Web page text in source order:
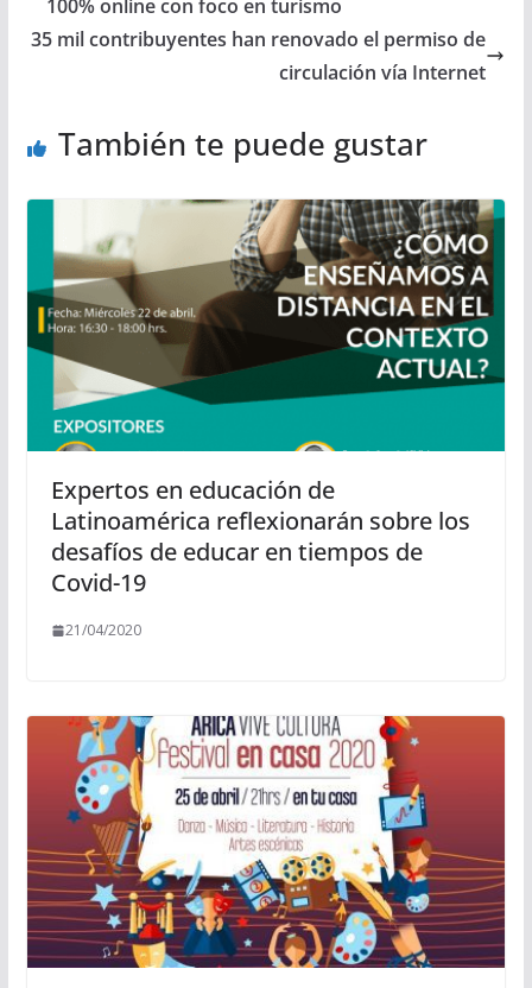
100% online con foco en turismo
35 mil contribuyentes han renovado el permiso de
circulación vía Internet
También te puede gustar
Expertos en educación de
Latinoamérica reflexionarán sobre los
desafíos de educar en tiempos de
Covid-19
21/04/2020